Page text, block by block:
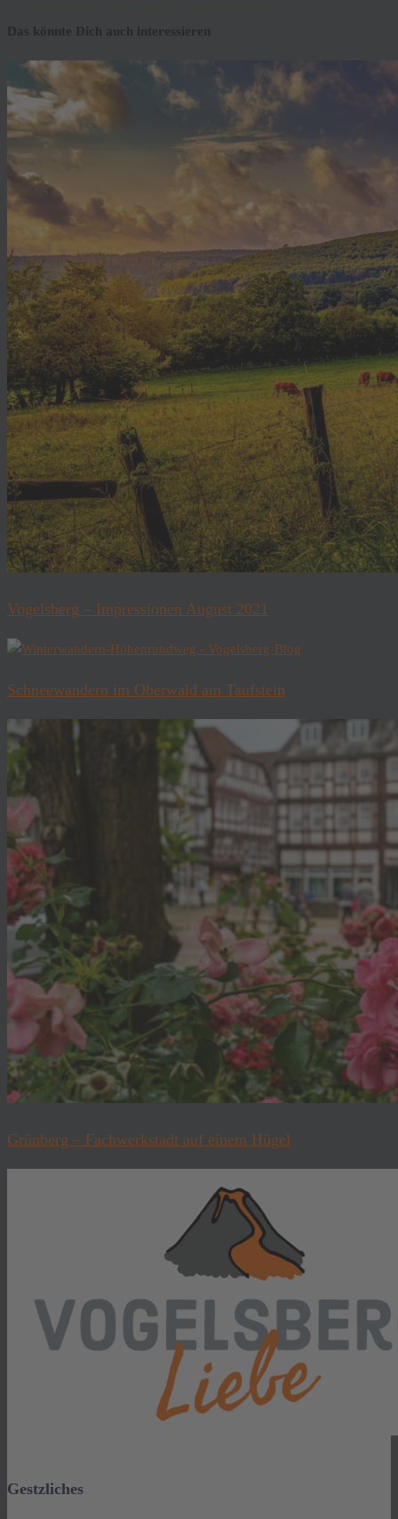
Das könnte Dich auch interessieren
Vogelsberg – Impressionen August 2021
Schneewandern im Oberwald am Taufstein
Grünberg – Fachwerkstadt auf einem Hügel
Gestzliches